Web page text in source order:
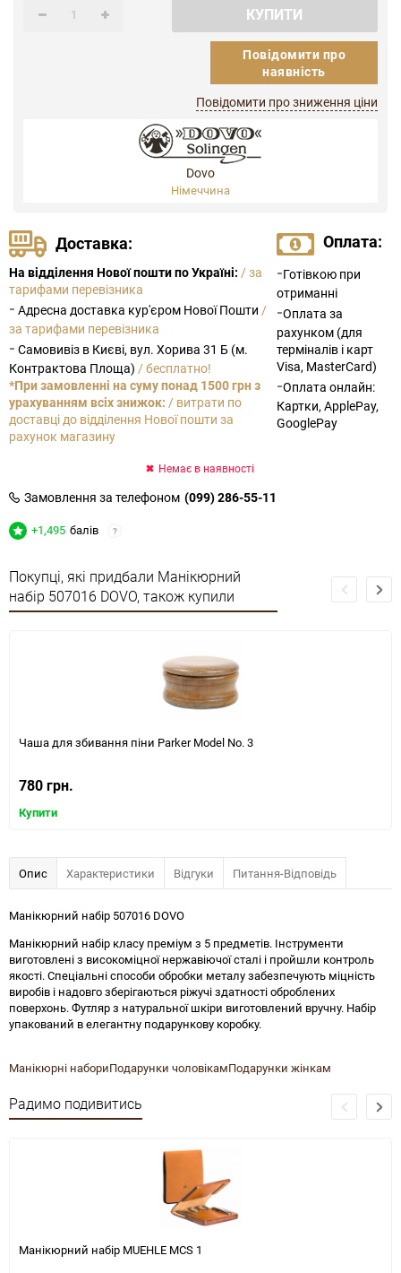
КУПИТИ
Повідомити про
наявність
Повідомити про зниження ціни
Dovo
Німеччина
Доставка:
На відділення Нової пошти по Україні: / за
тарифами перевізника
- Адресна доставка кур'єром Нової Пошти /
за тарифами перевізника
- Самовивіз в Києві, вул. Хорива 31 Б (м.
Контрактова Площа) / бесплатно!
*При замовленні на суму понад 1500 грн з
урахуванням всіх знижок: / витрати по
доставці до відділення Нової пошти за
рахунок магазину
Оплата:
-Готівкою при
отриманні
-Оплата за
рахунком (для
терміналів і карт
Visa, MasterCard)
-Оплата онлайн:
Картки, ApplePay,
GooglePay
Немає в наявності
Замовлення за телефоном (099) 286-55-11
+1,495 балів ?
Покупці, які придбали Манікюрний
набір 507016 DOVO, також купили
Чаша для збивання піни Parker Model No. 3
780 грн.
Купити
Опис Характеристики Відгуки Питання-Відповідь
Манікюрний набір 507016 DOVO
Манікюрний набір класу преміум з 5 предметів. Інструменти
виготовлені з високоміцної нержавіючої сталі і пройшли контроль
якості. Спеціальні способи обробки металу забезпечують міцність
виробів і надовго зберігаються ріжучі здатності оброблених
поверхонь. Футляр з натуральної шкіри виготовлений вручну. Набір
упакований в елегантну подарункову коробку.
Манікюрні набориПодарунки чоловікамПодарунки жінкам
Радимо подивитись
Манікюрний набір MUEHLE MCS 1